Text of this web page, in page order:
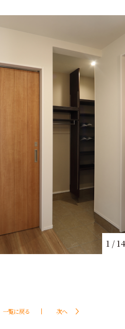
1 / 14
一覧に戻る 次へ